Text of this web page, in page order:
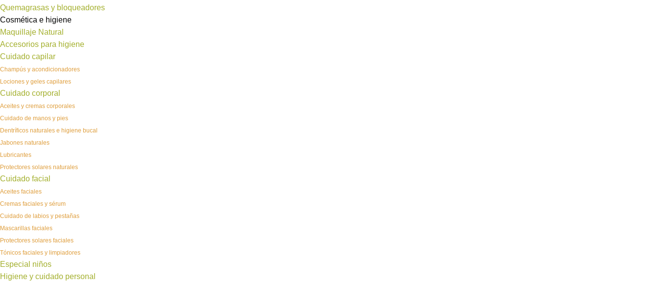
Quemagrasas y bloqueadores
Cosmética e higiene
Maquillaje Natural
Accesorios para higiene
Cuidado capilar
Champús y acondicionadores
Lociones y geles capilares
Cuidado corporal
Aceites y cremas corporales
Cuidado de manos y pies
Dentríficos naturales e higiene bucal
Jabones naturales
Lubricantes
Protectores solares naturales
Cuidado facial
Aceites faciales
Cremas faciales y sérum
Cuidado de labios y pestañas
Mascarillas faciales
Protectores solares faciales
Tónicos faciales y limpiadores
Especial niños
Higiene y cuidado personal